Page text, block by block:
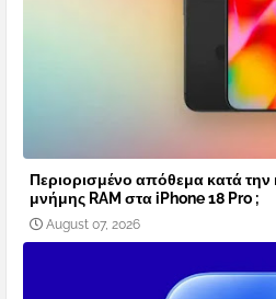
Περιορισμένο απόθεμα κατά
μνήμης RAM στα iPhone 18 Pro ;
August 07, 2026